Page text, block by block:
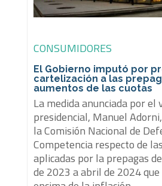
CONSUMIDORES
El Gobierno imputó por
cartelización a las
aumentos de las cuotas
La medida anunciada por el
presidencial, Manuel
la Comisión Nacional de
Competencia respecto de
aplicadas por la prepagas
de 2023 a abril de 2024